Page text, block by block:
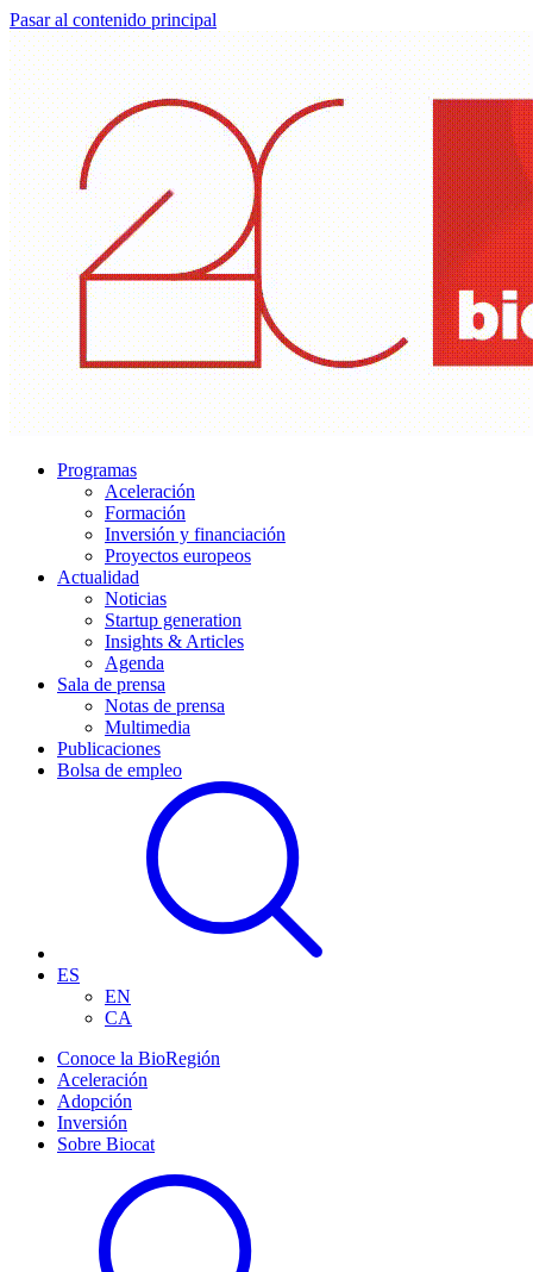
Pasar al contenido principal
Programas
Aceleración
Formación
Inversión y financiación
Proyectos europeos
Actualidad
Noticias
Startup generation
Insights & Articles
Agenda
Sala de prensa
Notas de prensa
Multimedia
Publicaciones
Bolsa de empleo
ES
EN
CA
Conoce la BioRegión
Aceleración
Adopción
Inversión
Sobre Biocat